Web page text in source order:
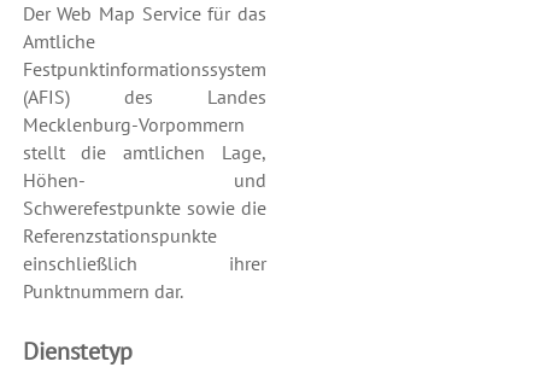
Der Web Map Service für das
Amtliche
Festpunktinformationssystem
(AFIS) des Landes
Mecklenburg-Vorpommern
stellt die amtlichen Lage,
Höhen- und
Schwerefestpunkte sowie die
Referenzstationspunkte
einschließlich ihrer
Punktnummern dar.
Dienstetyp